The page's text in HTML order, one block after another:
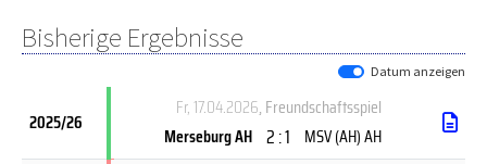
Bisherige Ergebnisse
Datum anzeigen
2025/26
Fr, 17.04.2026, Freundschaftsspiel
Merseburg AH 2 : 1 MSV (AH) AH